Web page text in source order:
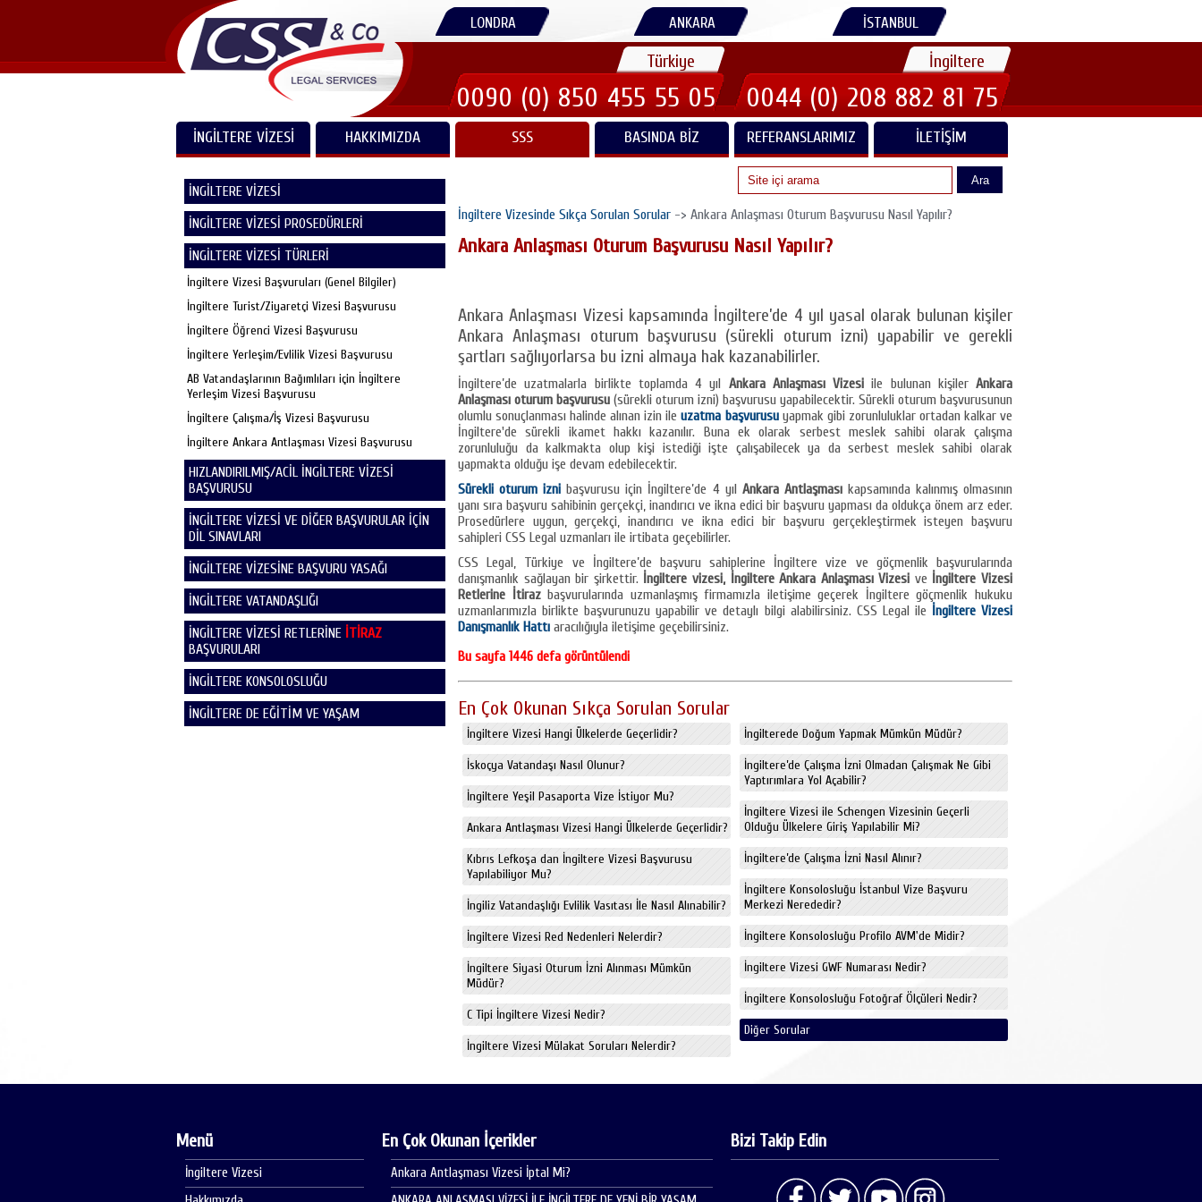
LONDRA ANKARA İSTANBUL
Türkiye
0090 (0) 850 455 55 05
İngiltere
0044 (0) 208 882 81 75
İNGİLTERE VİZESİ HAKKIMIZDA SSS BASINDA BIZ REFERANSLARIMIZ İLETIŞIM
Ara
İNGİLTERE VİZESİ
İNGİLTERE VİZESİ PROSEDÜRLERİ
İNGİLTERE VİZESİ TÜRLERİ
İngiltere Vizesi Başvuruları (Genel Bilgiler)
İngiltere Turist/Ziyaretçi Vizesi Başvurusu
İngiltere Öğrenci Vizesi Başvurusu
İngiltere Yerleşim/Evlilik Vizesi Başvurusu
AB Vatandaşlarının Bağımlıları için İngiltere
Yerleşim Vizesi Başvurusu
İngiltere Çalışma/İş Vizesi Başvurusu
İngiltere Ankara Antlaşması Vizesi Başvurusu
HIZLANDIRILMIŞ/ACİL İNGİLTERE VİZESİ
BAŞVURUSU
İNGİLTERE VİZESİ VE DİĞER BAŞVURULAR İÇİN
DİL SINAVLARI
İNGİLTERE VİZESİNE BAŞVURU YASAĞI
İNGİLTERE VATANDAŞLIĞI
İNGİLTERE VİZESİ RETLERİNE İTİRAZ
BAŞVURULARI
İNGİLTERE KONSOLOSLUĞU
İNGİLTERE DE EĞİTİM VE YAŞAM
İngiltere Vizesinde Sıkça Sorulan Sorular -> Ankara Anlaşması Oturum Başvurusu Nasıl Yapılır?
Ankara Anlaşması Oturum Başvurusu Nasıl Yapılır?
Ankara Anlaşması Vizesi kapsamında İngiltere’de 4 yıl yasal olarak bulunan kişiler
Ankara Anlaşması oturum başvurusu (sürekli oturum izni) yapabilir ve gerekli
şartları sağlıyorlarsa bu izni almaya hak kazanabilirler.
İngiltere’de uzatmalarla birlikte toplamda 4 yıl Ankara Anlaşması Vizesi ile bulunan kişiler Ankara
Anlaşması oturum başvurusu (sürekli oturum izni) başvurusu yapabilecektir. Sürekli oturum başvurusunun
olumlu sonuçlanması halinde alınan izin ileuzatma başvurusu yapmak gibi zorunluluklar ortadan kalkar ve
İngiltere'de sürekli ikamet hakkı kazanılır. Buna ek olarak serbest meslek sahibi olarak çalışma
zorunluluğu da kalkmakta olup kişi istediği işte çalışabilecek ya da serbest meslek sahibi olarak
yapmakta olduğu işe devam edebilecektir.
Sürekli oturum izni başvurusu için İngiltere’de 4 yıl Ankara Antlaşmasıkapsamında kalınmış olmasının
yanı sıra başvuru sahibinin gerçekçi, inandırıcı ve ikna edici bir başvuru yapması da oldukça önem arz eder.
Prosedürlere uygun, gerçekçi, inandırıcı ve ikna edici bir başvuru gerçekleştirmek isteyen başvuru
sahipleri CSS Legal uzmanları ile irtibata geçebilirler.
CSS Legal, Türkiye ve İngiltere’de başvuru sahiplerine İngiltere vize ve göçmenlik başvurularında
danışmanlık sağlayan bir şirkettir. İngiltere vizesi, İngiltere Ankara Anlaşması Vizesi ve İngiltere Vizesi
Retlerine İtirazbaşvurularında uzmanlaşmış firmamızla iletişime geçerek İngiltere göçmenlik hukuku
uzmanlarımızla birlikte başvurunuzu yapabilir ve detaylı bilgi alabilirsiniz. CSS Legal ile İngiltere Vizesi
Danışmanlık Hattı aracılığıyla iletişime geçebilirsiniz.
Bu sayfa 1446 defa görüntülendi
En Çok Okunan Sıkça Sorulan Sorular
İngiltere Vizesi Hangi Ülkelerde Geçerlidir?
İskoçya Vatandaşı Nasıl Olunur?
İngiltere Yeşil Pasaporta Vize İstiyor Mu?
Ankara Antlaşması Vizesi Hangi Ülkelerde Geçerlidir?
Kıbrıs Lefkoşa dan İngiltere Vizesi Başvurusu
Yapılabiliyor Mu?
İngiliz Vatandaşlığı Evlilik Vasıtası İle Nasıl Alınabilir?
İngiltere Vizesi Red Nedenleri Nelerdir?
İngiltere Siyasi Oturum İzni Alınması Mümkün
Müdür?
C Tipi İngiltere Vizesi Nedir?
İngiltere Vizesi Mülakat Soruları Nelerdir?
İngilterede Doğum Yapmak Mümkün Müdür?
İngiltere’de Çalışma İzni Olmadan Çalışmak Ne Gibi
Yaptırımlara Yol Açabilir?
İngiltere Vizesi ile Schengen Vizesinin Geçerli
Olduğu Ülkelere Giriş Yapılabilir Mi?
İngiltere’de Çalışma İzni Nasıl Alınır?
İngiltere Konsolosluğu İstanbul Vize Başvuru
Merkezi Nerededir?
İngiltere Konsolosluğu Profilo AVM'de Midir?
İngiltere Vizesi GWF Numarası Nedir?
İngiltere Konsolosluğu Fotoğraf Ölçüleri Nedir?
Diğer Sorular
Menü
İngiltere Vizesi
En Çok Okunan İçerikler
Ankara Antlaşması Vizesi İptal Mi?
Bizi Takip Edin